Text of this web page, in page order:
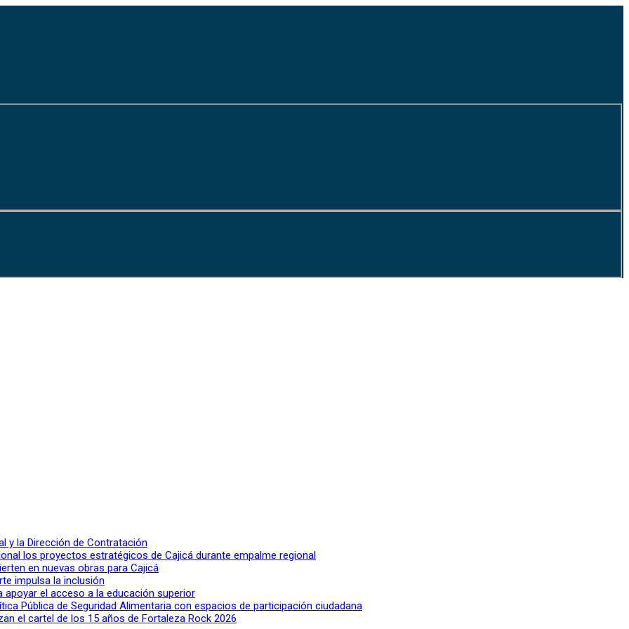
y la Dirección de Contratación
los proyectos estratégicos de Cajicá durante empalme regional
en nuevas obras para Cajicá
impulsa la inclusión
apoyar el acceso a la educación superior
Pública de Seguridad Alimentaria con espacios de participación ciudadana
el cartel de los 15 años de Fortaleza Rock 2026